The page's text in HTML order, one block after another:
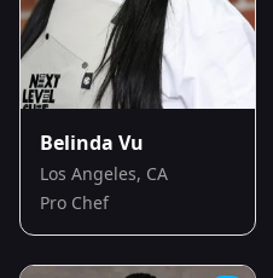
Belinda Vu
Los Angeles, CA
Pro Chef